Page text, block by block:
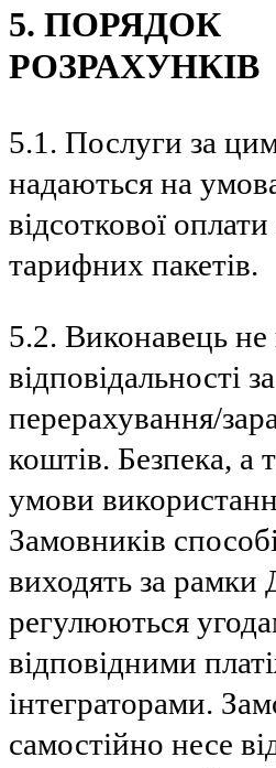
5. ПОРЯДОК
РОЗРАХУНКІВ
5.1. Послуги за
надаються на
відсоткової
тарифних пакетів.
5.2. Виконавець не
відповідальності
перерахування/
коштів. Безпека, а
умови
Замовників
виходять за рамки
регулюються
відповідними
інтеграторами.
самостійно несе